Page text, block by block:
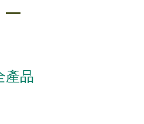
產品